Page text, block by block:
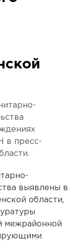
в пресс-
выявлены в
области,
межрайонной